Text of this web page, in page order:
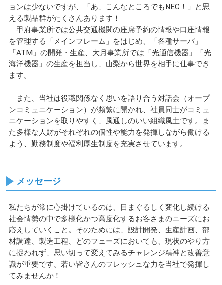
ョンは少ないですが、「あ、こんなところでもNEC！」と思
える製品群がたくさんあります！
甲府事業所では公共交通機関の座席予約の情報や口座情報
を管理する「メインフレーム」をはじめ、「各種サーバ」
「ATM」の開発・生産、大月事業所では「光通信機器」「光
海洋機器」の生産を担当し、山梨から世界を相手に仕事でき
ます。
また、当社は役職関係なく思いを語り合う対話会（オープ
ンコミュニケーション）が頻繁に開かれ、社員同士がコミュ
ニケーションを取りやすく、風通しのいい組織風土です。ま
た多様な人財がそれぞれの個性や能力を発揮しながら働ける
よう、勤務制度や福利厚生制度を充実させています。
メッセージ
私たちが常に心掛けているのは、目まぐるしく変化し続ける
社会情勢の中で多様化かつ高度化するお客さまのニーズにお
応えしていくこと。そのためには、設計開発、生産計画、部
材調達、製造工程、どのフェーズにおいても、現状のやり方
に捉われず、思い切って変えてみるチャレンジ精神と改善意
識が重要です。若い皆さんのフレッシュな力を当社で発揮し
てみませんか！